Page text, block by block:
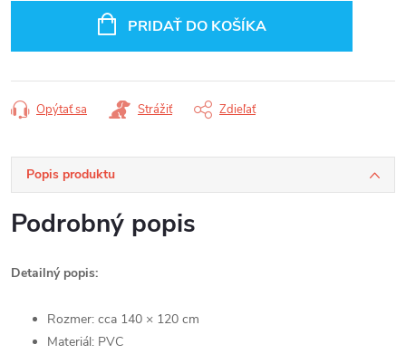
PRIDAŤ DO KOŠÍKA
Opýtať sa Strážiť Zdieľať
Popis produktu
Podrobný popis
Detailný popis:
Rozmer: cca 140 × 120 cm
Materiál: PVC